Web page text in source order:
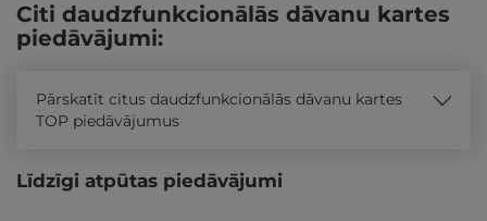
Citi daudzfunkcionālās dāvanu kartes
piedāvājumi:
Pārskatīt citus daudzfunkcionālās dāvanu kartes
TOP piedāvājumus
Līdzīgi atpūtas piedāvājumi